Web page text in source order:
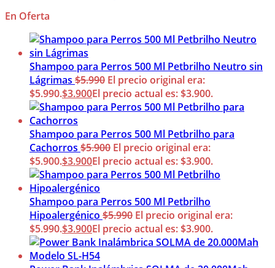
En Oferta
Shampoo para Perros 500 Ml Petbrilho Neutro sin
Lágrimas $5.990 El precio original era:
$5.990.$3.900El precio actual es: $3.900.
Shampoo para Perros 500 Ml Petbrilho para
Cachorros $5.900 El precio original era:
$5.900.$3.900El precio actual es: $3.900.
Shampoo para Perros 500 Ml Petbrilho
Hipoalergénico $5.990 El precio original era:
$5.990.$3.900El precio actual es: $3.900.